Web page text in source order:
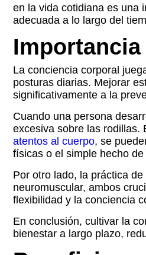
en la vida cotidiana es una
adecuada a lo largo del
La conciencia corporal
posturas diarias. Mejorar
significativamente a la
Cuando una persona
excesiva sobre las rodillas.
atentos al cuerpo, se
físicas o el simple hecho de
Por otro lado, la práctica
neuromuscular, ambos
flexibilidad y la conciencia
En conclusión, cultivar la
bienestar a largo plazo,